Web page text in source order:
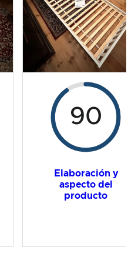
90
Elaboración y
aspecto del
producto